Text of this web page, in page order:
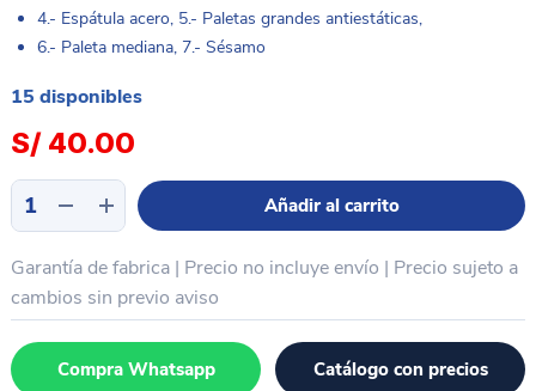
4.- Espátula acero, 5.- Paletas grandes antiestáticas,
6.- Paleta mediana, 7.- Sésamo
15 disponibles
S/ 40.00
Kit
desarmador
piezas
Sunshine
SS-
5115
cantidad
Añadir al carrito
Garantía de fabrica | Precio no incluye envío | Precio sujeto a
cambios sin previo aviso
Compra Whatsapp Catálogo con precios